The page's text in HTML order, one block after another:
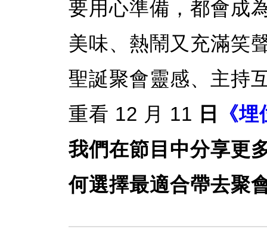
要用心準備，都會成
美味、熱鬧又充滿笑
聖誕聚會靈感、主持
重看 12 月 11 日
《
我們在節目中分享更
何選擇最適合帶去聚